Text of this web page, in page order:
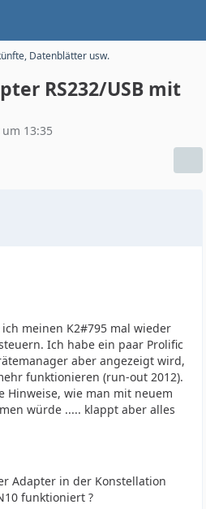
Datenblätter usw.
RS232/USB mit
13:35
meinen K2#795 mal wieder
Ich habe ein paar Prolific
aber angezeigt wird,
funktionieren (run-out 2012).
Hinweise, wie man mit neuem
würde ..... klappt aber alles
Adapter in der Konstellation
funktioniert ?